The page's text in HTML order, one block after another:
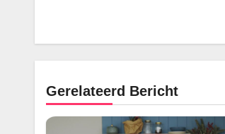
Gerelateerd Bericht